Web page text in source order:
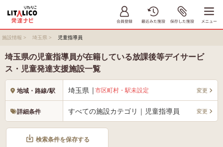
施設情報 > 埼玉県 > 児童指導員
埼玉県の児童指導員が在籍している放課後等デイサービ
ス・児童発達支援施設一覧
地域・路線/駅 埼玉県 |市区町村・駅未設定 変更
詳細条件 すべての施設カテゴリ｜児童指導員 変更
検索条件を保存する